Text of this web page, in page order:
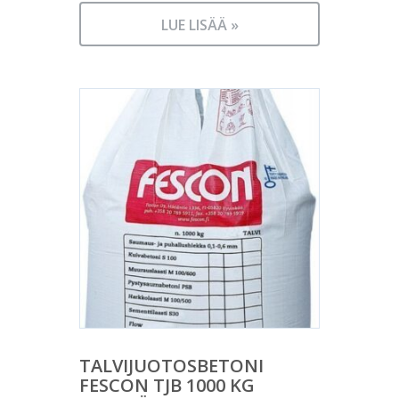
LUE LISÄÄ »
TALVIJUOTOSBETONI
FESCON TJB 1000 KG